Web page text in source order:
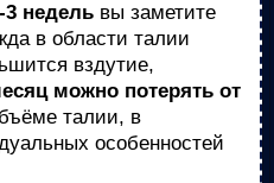
3 недель вы заметите
в области талии
вздутие,
можно потерять от
талии, в
особенностей